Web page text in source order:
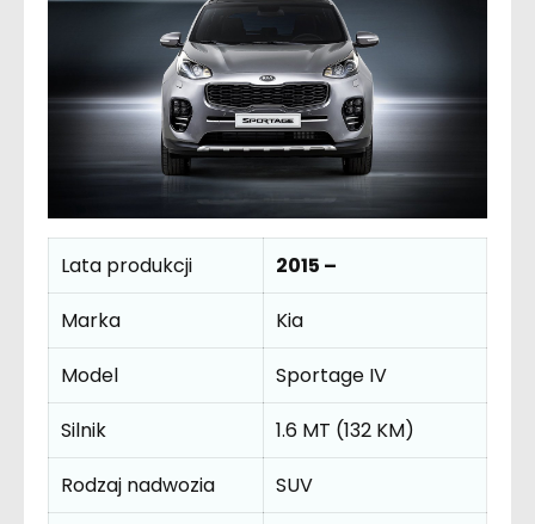
Lata produkcji
2015 –
Marka
Kia
Model
Sportage IV
Silnik
1.6 MT (132 KM)
Rodzaj nadwozia
SUV